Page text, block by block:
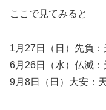
ここで見てみると
1月27日（日）先負
6月26日（水）仏滅：
9月8日（日）大安：